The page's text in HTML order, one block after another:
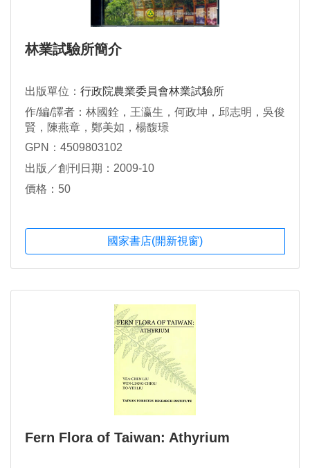
林業試驗所簡介
出版單位： 行政院農業委員會林業試驗所
作/編/譯者：林國銓，王瀛生，何政坤，邱志明，吳俊
賢，陳燕章，鄭美如，楊馥璟
GPN：4509803102
出版／創刊日期：2009-10
價格：50
國家書店(開新視窗)
Fern Flora of Taiwan: Athyrium